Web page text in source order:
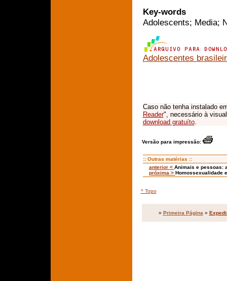
Key-words
Adolescents; Media;
Adolescentes
Caso não tenha instalado
Reader", necessário à
download gratuíto.
Versão para impressão:
:: Outras matérias ::
anterior < Animais e pessoas:
próxima > Homossexualidade
^ Topo
» Primeira Página »